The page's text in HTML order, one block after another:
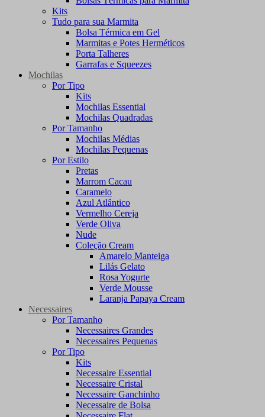
Kits
Tudo para sua Marmita
Bolsa Térmica em Gel
Marmitas e Potes Herméticos
Porta Talheres
Garrafas e Squeezes
Mochilas
Por Tipo
Kits
Mochilas Essential
Mochilas Quadradas
Por Tamanho
Mochilas Médias
Mochilas Pequenas
Por Estilo
Pretas
Marrom Cacau
Caramelo
Azul Atlântico
Vermelho Cereja
Verde Oliva
Nude
Coleção Cream
Amarelo Manteiga
Lilás Gelato
Rosa Yogurte
Verde Mousse
Laranja Papaya Cream
Necessaires
Por Tamanho
Necessaires Grandes
Necessaires Pequenas
Por Tipo
Kits
Necessaire Essential
Necessaire Cristal
Necessaire Ganchinho
Necessaire de Bolsa